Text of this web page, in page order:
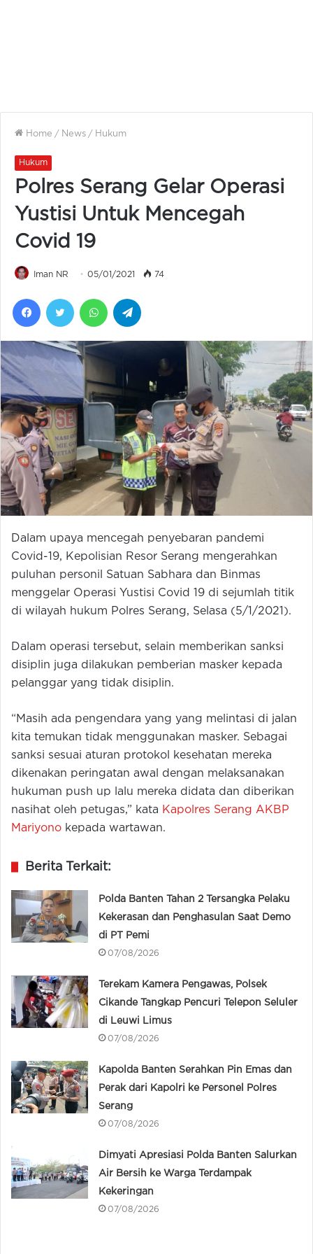
Home / News / Hukum
Hukum
Polres Serang Gelar Operasi
Yustisi Untuk Mencegah
Covid 19
Iman NR 05/01/2021 74
FacebookTwitter WhatsApp
Dalam upaya mencegah penyebaran pandemi
Covid-19, Kepolisian Resor Serang mengerahkan
puluhan personil Satuan Sabhara dan Binmas
menggelar Operasi Yustisi Covid 19 di sejumlah titik
di wilayah hukum Polres Serang, Selasa (5/1/2021).
Dalam operasi tersebut, selain memberikan sanksi
disiplin juga dilakukan pemberian masker kepada
pelanggar yang tidak disiplin.
“Masih ada pengendara yang yang melintasi di jalan
kita temukan tidak menggunakan masker. Sebagai
sanksi sesuai aturan protokol kesehatan mereka
dikenakan peringatan awal dengan melaksanakan
hukuman push up lalu mereka didata dan diberikan
nasihat oleh petugas,” kata Kapolres Serang AKBP
Mariyono kepada wartawan.
Berita Terkait:
Polda Banten Tahan 2 Tersangka Pelaku
Kekerasan dan Penghasulan Saat Demo
di PT Pemi
07/08/2026
Terekam Kamera Pengawas, Polsek
Cikande Tangkap Pencuri Telepon Seluler
di Leuwi Limus
07/08/2026
Kapolda Banten Serahkan Pin Emas dan
Perak dari Kapolri ke Personel Polres
Serang
07/08/2026
Dimyati Apresiasi Polda Banten Salurkan
Air Bersih ke Warga Terdampak
Kekeringan
07/08/2026